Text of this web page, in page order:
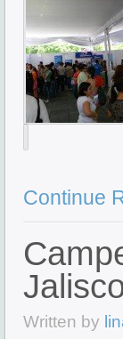
Continue
Written by